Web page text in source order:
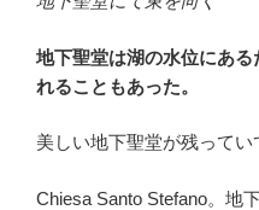
地下聖堂は湖の水位にあ
れることもあった。
美しい地下聖堂が残ってい
Chiesa Santo Stefano。地